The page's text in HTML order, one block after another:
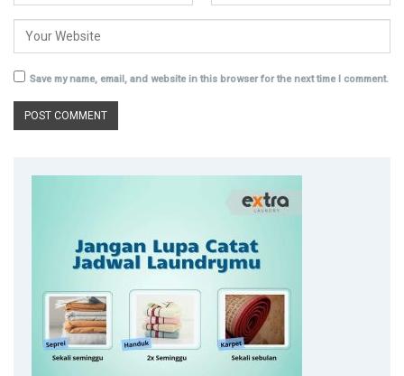
Save my name, email, and website in this browser for the next time I comment.